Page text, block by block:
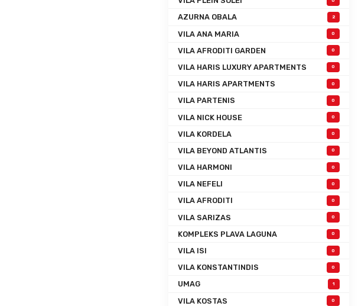
AZURNA OBALA 2
VILA ANA MARIA 0
VILA AFRODITI GARDEN 0
VILA HARIS LUXURY APARTMENTS 0
VILA HARIS APARTMENTS 0
VILA PARTENIS 0
VILA NICK HOUSE 0
VILA KORDELA 0
VILA BEYOND ATLANTIS 0
VILA HARMONI 0
VILA NEFELI 0
VILA AFRODITI 0
VILA SARIZAS 0
KOMPLEKS PLAVA LAGUNA 0
VILA ISI 0
VILA KONSTANTINDIS 0
UMAG 1
VILA KOSTAS 0